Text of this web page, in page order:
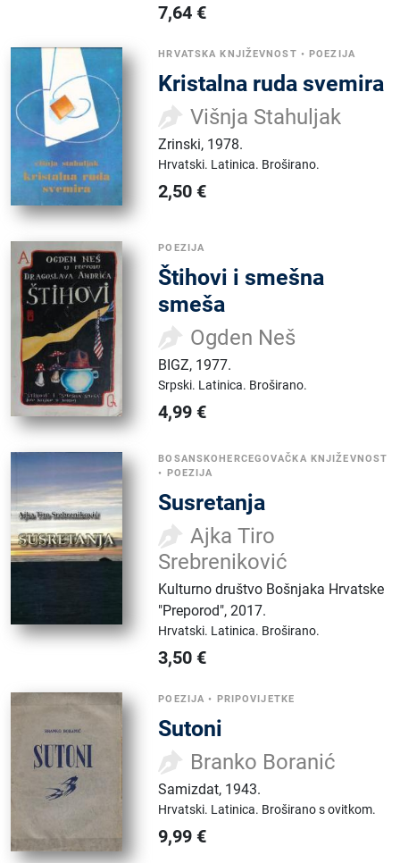
7,64 €
HRVATSKA KNJIŽEVNOST •POEZIJA
Kristalna ruda svemira
Višnja Stahuljak
Zrinski, 1978.
Hrvatski. Latinica. Broširano.
2,50 €
POEZIJA
Štihovi i smešna
smeša
Ogden Neš
BIGZ, 1977.
Srpski. Latinica. Broširano.
4,99 €
BOSANSKOHERCEGOVAČKA KNJIŽEVNOST
•
POEZIJA
Susretanja
Ajka Tiro
Srebreniković
Kulturno društvo Bošnjaka Hrvatske
"Preporod",2017.
Hrvatski. Latinica. Broširano.
3,50 €
POEZIJA • PRIPOVIJETKE
Sutoni
Branko Boranić
Samizdat, 1943.
Hrvatski. Latinica. Broširano s ovitkom.
9,99 €